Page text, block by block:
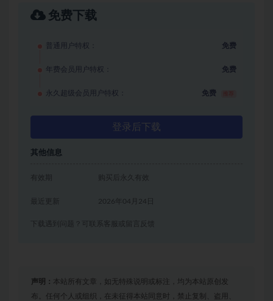
免费下载
普通用户特权： 免费
年费会员用户特权： 免费
永久超级会员用户特权： 免费
登录后下载
其他信息
有效期 购买后永久有效
2026年04月24日
下载遇到问题？可联系客服或留言反馈
声明： 本站所有文章，如无特殊说明或标注，均为本站原创发
布。任何个人或组织，在未征得本站同意时，禁止复制、盗用、